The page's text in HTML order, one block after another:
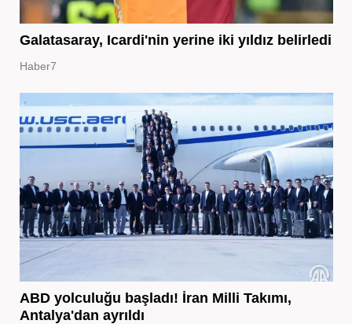
Galatasaray, Icardi'nin yerine iki yıldız belirledi
Haber7
ABD yolculuğu başladı! İran Milli Takımı,
Antalya'dan ayrıldı